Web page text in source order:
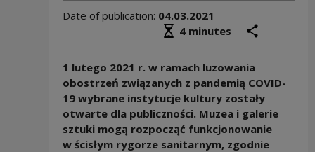
Date of publication: 04.03.2021
Średni czas czytania
4 minutes
1 lutego 2021 r. w ramach luzowania
obostrzeń związanych z pandemią COVID-
19 wybrane instytucje kultury zostały
otwarte dla publiczności. Muzea i galerie
sztukimogą rozpocząć funkcjonowanie
w ścisłym rygorze sanitarnym, zgodnie